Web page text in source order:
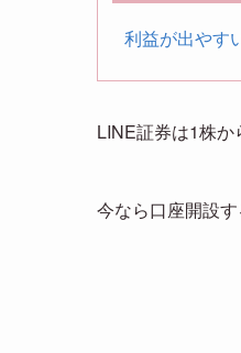
利益が出やす
LINE証券は1株か
今なら口座開設す